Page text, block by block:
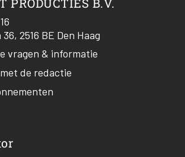
2516 BE Den Haag
vragen & informatie
de redactie